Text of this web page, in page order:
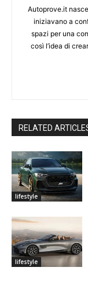
Autoprove.it
iniziavano a
spazi per una
così l’idea di
RELATED
lifestyle
lifestyle